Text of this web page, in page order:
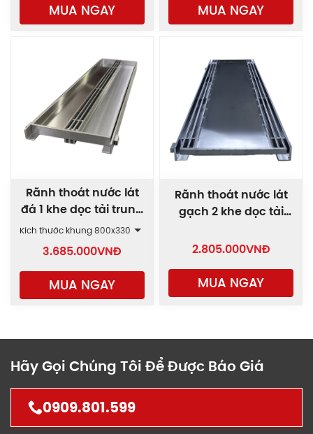
MUA NGAY MUA NGAY
Rãnh thoát nước lát
đá 1 khe dọc tải trung
bình AAP1
Kích thước khung800x330
3.685.000VNĐ
MUA NGAY
Rãnh thoát nước lát
gạch 2 khe dọc tải
2.805.000VNĐ
MUA NGAY
Hãy Gọi Chúng Tôi Để Được Báo Giá
0909.801.599